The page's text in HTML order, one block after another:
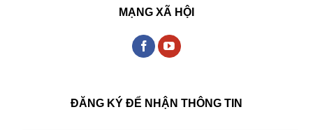
MẠNG XÃ HỘI
ĐĂNG KÝ ĐỂ NHẬN THÔNG TIN